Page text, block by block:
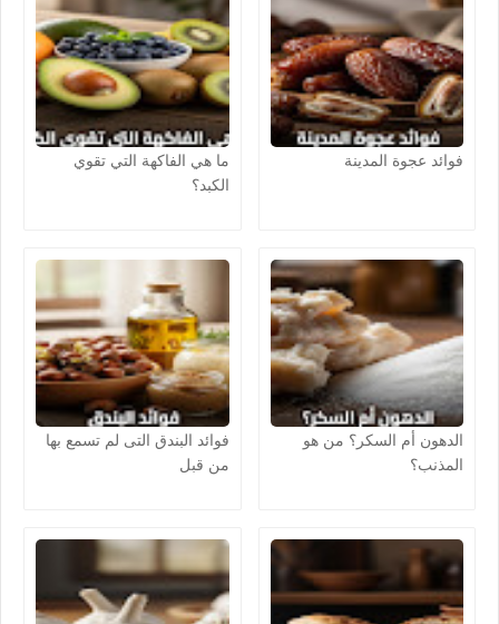
فوائد عجوة المدينة
ما هي الفاكهة التي تقوي
الكبد؟
الدهون أم السكر؟ من هو
المذنب؟
فوائد البندق التى لم تسمع بها
من قبل